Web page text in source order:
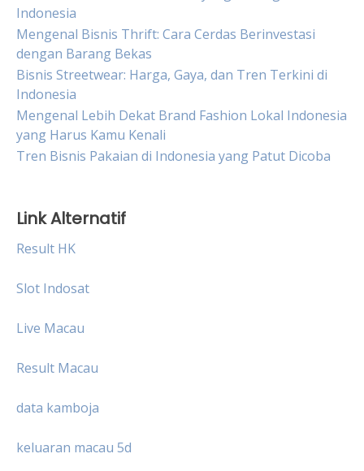
Indonesia
Mengenal Bisnis Thrift: Cara Cerdas Berinvestasi
dengan Barang Bekas
Bisnis Streetwear: Harga, Gaya, dan Tren Terkini di
Indonesia
Mengenal Lebih Dekat Brand Fashion Lokal Indonesia
yang Harus Kamu Kenali
Tren Bisnis Pakaian di Indonesia yang Patut Dicoba
Link Alternatif
Result HK
Slot Indosat
Live Macau
Result Macau
data kamboja
keluaran macau 5d